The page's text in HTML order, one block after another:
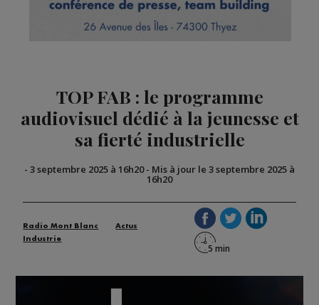
TOP FAB : le programme
audiovisuel dédié à la jeunesse et
sa fierté industrielle
- 3 septembre 2025 à 16h20- Mis à jour le 3 septembre 2025 à
16h20
Radio Mont Blanc
Actus
Industrie